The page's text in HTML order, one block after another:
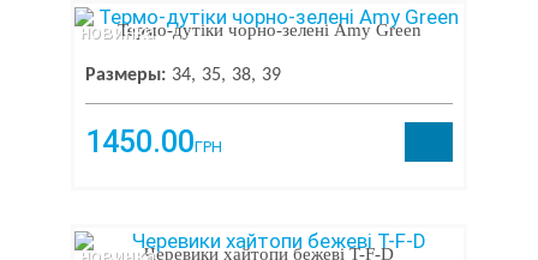
Термо-дутіки чорно-зелені Amy Green
Размеры: 34 35 38 39
1450.00ГРН
новинка
Черевики хайтопи бежеві T-F-D